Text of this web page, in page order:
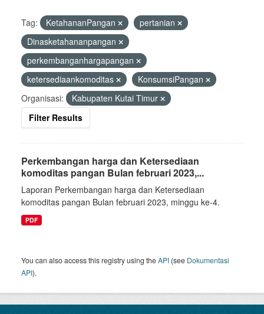
Tag: KetahananPangan
pertanian
Dinasketahananpangan
perkembanganhargapangan
ketersediaankomoditas
KonsumsiPangan
Organisasi:
Kabupaten Kutai Timur
Filter Results
Perkembangan harga dan Ketersediaan
komoditas pangan Bulan februari 2023,...
Laporan Perkembangan harga dan Ketersediaan
komoditas pangan Bulan februari 2023, minggu ke-4.
PDF
You can also access this registry using theAPI (see Dokumentasi
API).